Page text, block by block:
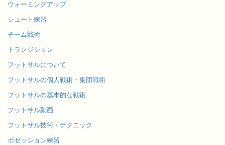
ウォーミングアップ
シュート練習
チーム戦術
トランジション
フットサルについて
フットサルの個人戦術・集団戦術
フットサルの基本的な戦術
フットサル動画
フットサル技術・テクニック
ポゼッション練習